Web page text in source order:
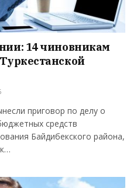
14 чиновникам
приговор по делу о
средств
Байдибекского района,